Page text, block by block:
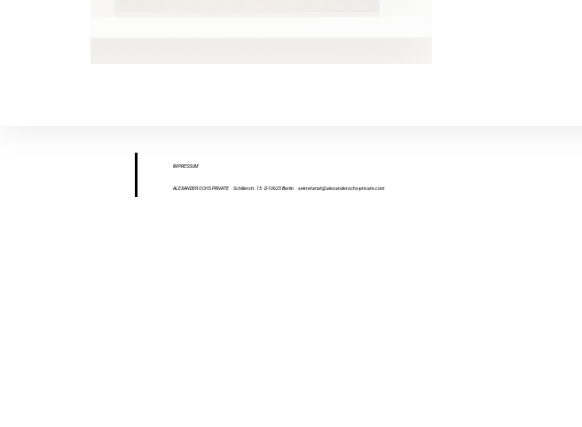
IMPRESSUM
ALEXANDER OCHS PRIVATE · Schillerstr. 15 · D-10625 Berlin ·sekretariat@alexanderochs-private.com